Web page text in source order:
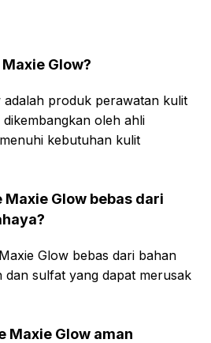
Glow?
adalah produk perawatan kulit
oleh ahli
kebutuhan kulit
Maxie Glow bebas dari
Glow bebas dari bahan
dan sulfat yang dapat merusak
Maxie Glow aman